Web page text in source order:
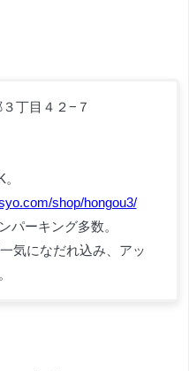
丁目４２−７
shop/hongou3/
ーキング多数。
気になだれ込み、アッ